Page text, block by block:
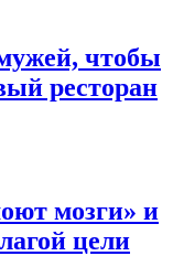
чтобы
ресторан
мозги» и
цели